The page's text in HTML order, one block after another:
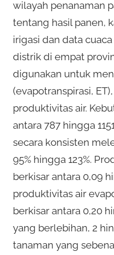
wilayah penanaman
tentang hasil panen,
irigasi dan data
distrik di empat
digunakan untuk
(evapotranspirasi,
produktivitas air.
antara 787 hingga
secara konsisten
95% hingga 123%.
berkisar antara 0,09
produktivitas air
berkisar antara 0,20
yang berlebihan, 2
tanaman yang